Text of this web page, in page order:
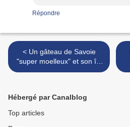
Répondre
< Un gâteau de Savoie
"super moelleux" et son île
flottante....Qui a gagné la
Hébergé par Canalblog
Top articles